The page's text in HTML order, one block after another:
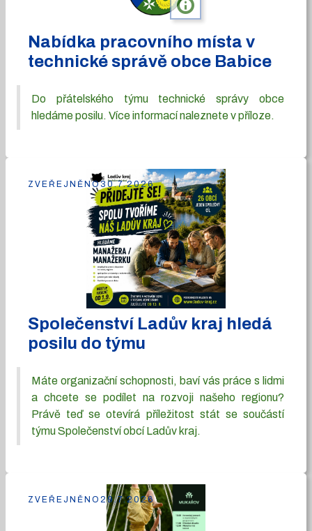
info
Nabídka pracovního místa v
technické správě obce Babice
Do přátelského týmu technické správy obce
hledáme posilu. Více informací naleznete v příloze.
Společenství Ladův kraj hledá
posilu do týmu
Máte organizační schopnosti, baví vás práce s lidmi
a chcete se podílet na rozvoji našeho regionu?
Právě teď se otevírá příležitost stát se součástí
týmu Společenství obcí Ladův kraj.
ZVEŘEJNĚNO30.7.2026
ZVEŘEJNĚNO 29.7.2026